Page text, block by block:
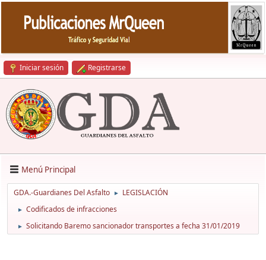
Iniciar sesión Registrarse
Menú Principal
GDA.-Guardianes Del Asfalto ► LEGISLACIÓN
► Codificados de infracciones
► Solicitando Baremo sancionador transportes a fecha 31/01/2019